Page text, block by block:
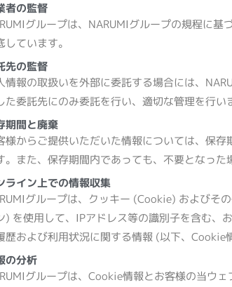
者の監督
グループは、NARUMIグループの規程に基
しています。
先の監督
情報の取扱いを外部に委託する場合には、
た委託先にのみ委託を行い、適切な管理を行い
期間と廃棄
様からご提供いただいた情報については、保
。また、保存期間内であっても、不要となった
ライン上での情報収集
グループは、クッキー (Cookie) およびそ
) を使用して、IPアドレス等の識別子を含む、
歴および利用状況に関する情報 (以下、Cookie
の分析
グループは、Cookie情報とお客様の当ウ